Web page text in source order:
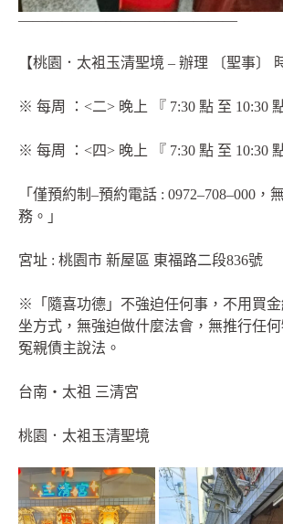
———————————————
【桃園．太袓玉清聖境 – 辦理 〔聖事〕
※ 每周 ：<二> 晚上 『 7:30 點 至 10:30 點
※ 每周 ：<四> 晚上 『 7:30 點 至 10:30 點
「僅預約制–預約電話 : 0972–708–000，
務。」
宮址 : 桃園市 新屋區 東福路二段836號
※「隨喜功德」不強迫任何事，不用買
坐方式，無強迫做什麼法會，無推行任
冤親債主說法。
台南‧太祖 三清宮
桃園．太袓玉清聖境